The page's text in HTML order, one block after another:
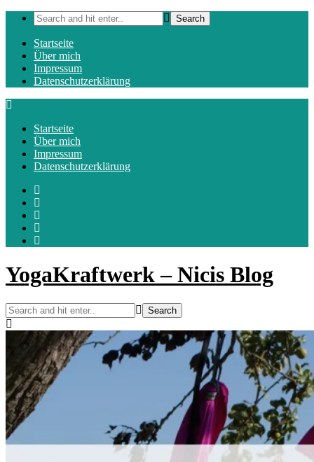
Startseite
Über mich
Impressum
Datenschutzerklärung
Startseite
Über mich
Impressum
Datenschutzerklärung
YogaKraftwerk – Nicis Blog